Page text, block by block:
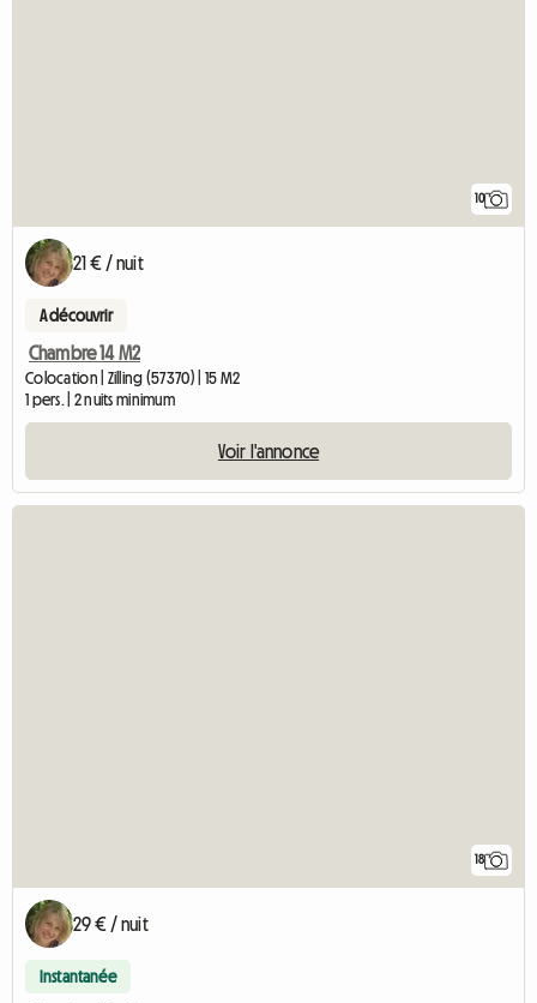
10
21 € / nuit
A découvrir
Chambre 14 M2
Colocation | Zilling (57370) | 15 M2
1 pers. | 2 nuits minimum
Voir l'annonce
18
29 € / nuit
Instantanée